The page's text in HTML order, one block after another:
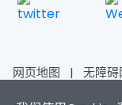
网页地图 | 无障碍